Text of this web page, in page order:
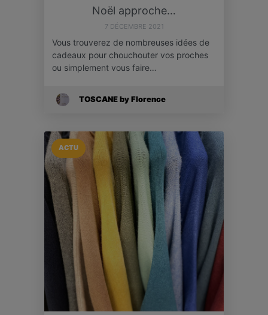
Noël approche…
7 DÉCEMBRE 2021
Vous trouverez de nombreuses idées de
cadeaux pour chouchouter vos proches
ou simplement vous faire…
TOSCANE by Florence
ACTU